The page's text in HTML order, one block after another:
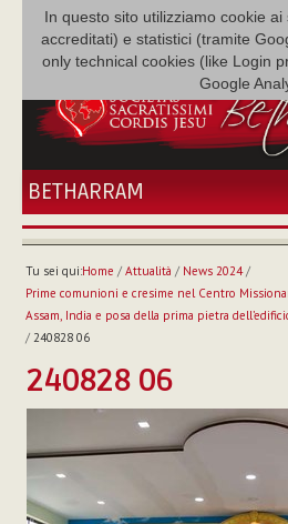
In questo sito utilizziamo cookie
accreditati) e statistici (tramite
only technical cookies (like Login
Google
BETHARRAM
HOME
BÉTHARRAM
FAMIGLIA
MISSIONE
NEF
MEDIATECA
P. AUGUSTO ETCHECOPAR
Tu sei qui:Home / Attualità / News 2024/
Prime comunioni e cresime nel Centro
Assam, India e posa della prima pietra
/ 240828 06
240828 06